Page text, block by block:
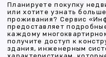
Планируете покупку
или хотите узнать
проживания? Сервис
предоставляет
каждому
получите доступ к
здания, инженерным